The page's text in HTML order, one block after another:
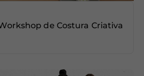
de Costura Criativa